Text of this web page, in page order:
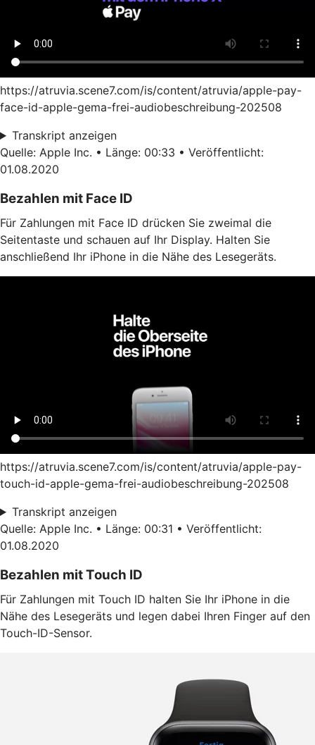
https://atruvia.scene7.com/is/content/atruvia/apple-pay-
face-id-apple-gema-frei-audiobeschreibung-202508
Transkript anzeigen
Quelle: Apple Inc. • Länge: 00:33 • Veröffentlicht:
01.08.2020
Bezahlen mit Face ID
Für Zahlungen mit Face ID drücken Sie zweimal die
Seitentaste und schauen auf Ihr Display. Halten Sie
anschließend Ihr iPhone in die Nähe des Lesegeräts.
https://atruvia.scene7.com/is/content/atruvia/apple-pay-
touch-id-apple-gema-frei-audiobeschreibung-202508
Transkript anzeigen
Quelle: Apple Inc. • Länge: 00:31 • Veröffentlicht:
01.08.2020
Bezahlen mit Touch ID
Für Zahlungen mit Touch ID halten Sie Ihr iPhone in die
Nähe des Lesegeräts und legen dabei Ihren Finger auf den
Touch-ID-Sensor.